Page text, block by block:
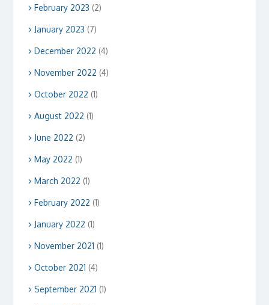
February 2023 (2)
January 2023 (7)
December 2022 (4)
November 2022 (4)
October 2022 (1)
August 2022 (1)
June 2022 (2)
May 2022 (1)
March 2022 (1)
February 2022 (1)
January 2022 (1)
November 2021 (1)
October 2021 (4)
September 2021 (1)